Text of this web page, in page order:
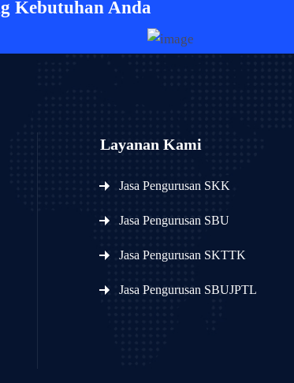
Kebutuhan Anda
Layanan Kami
Jasa Pengurusan SKK
Jasa Pengurusan SBU
Jasa Pengurusan SKTTK
Jasa Pengurusan SBUJPTL